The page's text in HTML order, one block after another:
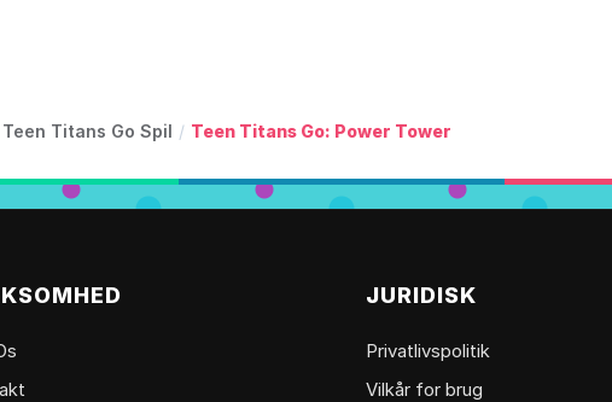
Teen Titans Go Spil / Teen Titans Go: Power Tower
JURIDISK
Privatlivspolitik
Vilkår for brug